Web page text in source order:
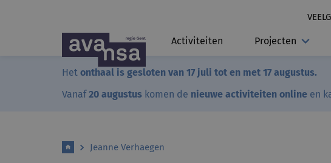
Activiteiten Projecten
Het onthaal is gesloten van 17 juli tot en met 17 augustus.
Vanaf20 augustus komen de nieuwe activiteiten online en
Jeanne Verhaegen